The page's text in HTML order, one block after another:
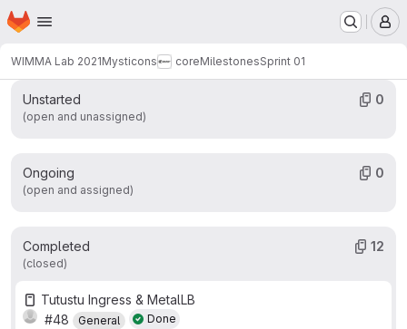
Skip to main content
Homepage
WIMMA Lab 2021Mysticons coreMilestonesSprint 01
Unstarted
(open and unassigned)
0
Ongoing
(open and assigned)
0
Completed
(closed)
12
Tutustu Ingress & MetalLB
#48
General Done